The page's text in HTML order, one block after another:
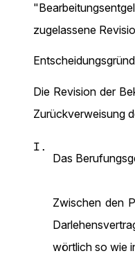
zugelassene
Die Revision der
Zurückverweisung
I.
Das
Zwischen den
wörtlich so wie